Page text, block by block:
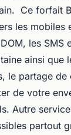
Ce forfait
les mobiles
les SMS
ainsi que
le partage de
de votre
Autre
partout